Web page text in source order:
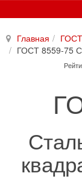
Главная
ГОСТ 8559-75